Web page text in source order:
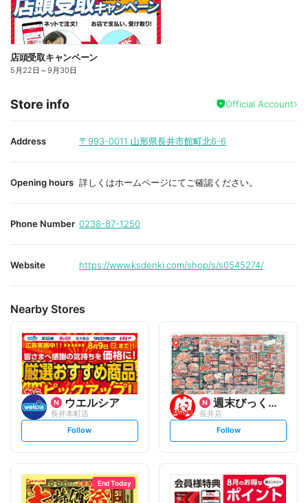
店頭受取キャンペーン
5月22日 ～9月30日
Store info Official Account
Address 〒993-0011 山形県長井市館町北6-6
Opening hours 詳しくはホームページにてご確認ください。
Phone Number 0238-87-1250
Website https://www.ksdenki.com/shop/s/s0545274/
Nearby Stores
ウエルシア
長井本町店
s
t
l
o
w
Follow
週末びっくり市
長井店
s
t
o
w
Follow
End Today